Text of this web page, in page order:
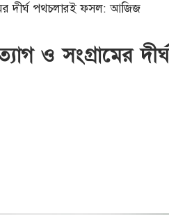
দীর্ঘ পথচলারই ফসল: আজিজ
ও সংগ্রামের